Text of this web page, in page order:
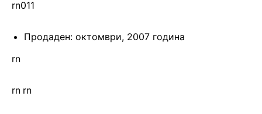
rn011
Продаден: октомври, 2007 година
rn
rn rn